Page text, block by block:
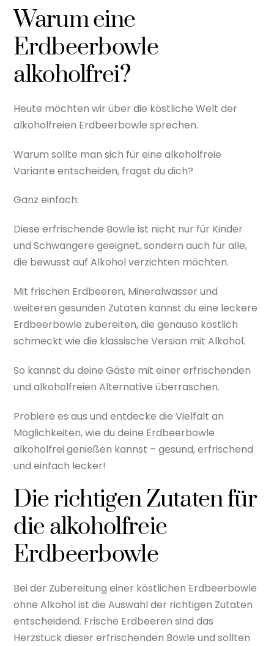
Warum eine
Erdbeerbowle
alkoholfrei?
Heute möchten wir über die köstliche Welt der
alkoholfreien Erdbeerbowle sprechen.
Warum sollte man sich für eine alkoholfreie
Variante entscheiden, fragst du dich?
Ganz einfach:
Diese erfrischende Bowle ist nicht nur für Kinder
und Schwangere geeignet, sondern auch für alle,
die bewusst auf Alkohol verzichten möchten.
Mit frischen Erdbeeren, Mineralwasser und
weiteren gesunden Zutaten kannst du eine leckere
Erdbeerbowle zubereiten, die genauso köstlich
schmeckt wie die klassische Version mit Alkohol.
So kannst du deine Gäste mit einer erfrischenden
und alkoholfreien Alternative überraschen.
Probiere es aus und entdecke die Vielfalt an
Möglichkeiten, wie du deine Erdbeerbowle
alkoholfrei genießen kannst – gesund, erfrischend
und einfach lecker!
Die richtigen Zutaten für
die alkoholfreie
Erdbeerbowle
Bei der Zubereitung einer köstlichen Erdbeerbowle
ohne Alkohol ist die Auswahl der richtigen Zutaten
entscheidend. Frische Erdbeeren sind das
Herzstück dieser erfrischenden Bowle und sollten